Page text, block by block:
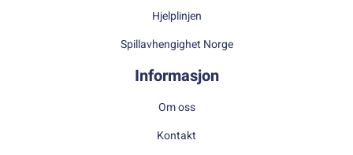
Hjelplinjen
Spillavhengighet Norge
Informasjon
Om oss
Kontakt